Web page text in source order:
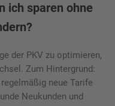
ich sparen ohne
der PKV zu optimieren,
Zum Hintergrund:
neue Tarife
Neukunden und